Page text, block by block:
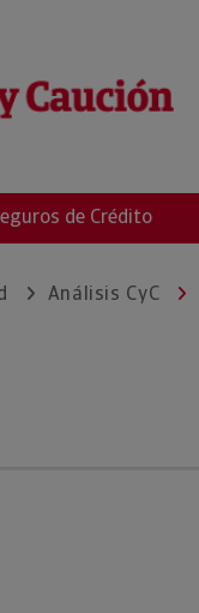
de Crédito
Análisis CyC